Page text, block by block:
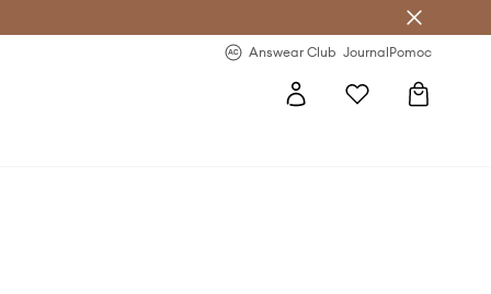
Answear Club JournalPomoc